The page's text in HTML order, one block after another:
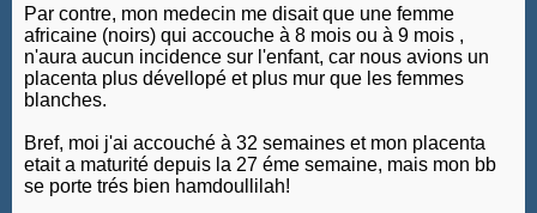
Par contre, mon medecin me disait que une femme
africaine (noirs) qui accouche à 8 mois ou à 9 mois ,
n'aura aucun incidence sur l'enfant, car nous avions un
placenta plus dévellopé et plus mur que les femmes
blanches.
Bref, moi j'ai accouché à 32 semaines et mon placenta
etait a maturité depuis la 27 éme semaine, mais mon bb
se porte trés bien hamdoullilah!